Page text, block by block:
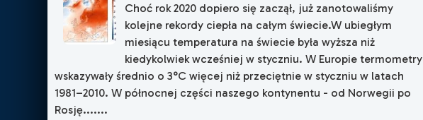
Choć rok 2020 dopiero się zaczął, już zanotowaliśmy
kolejne rekordy ciepła na całym świecie.W ubiegłym
miesiącu temperatura na świecie była wyższa niż
kiedykolwiek wcześniej w styczniu. W Europie termometry
wskazywały średnio o 3°C więcej niż przeciętnie w styczniu w latach
1981–2010. W północnej części naszego kontynentu - od Norwegii po
Rosję.......